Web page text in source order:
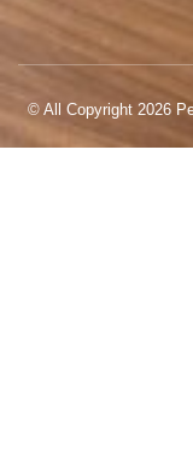
© All Copyright 2026